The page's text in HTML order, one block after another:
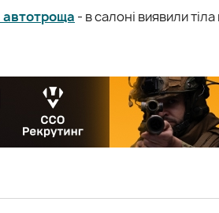
автотроща - в салоні виявили